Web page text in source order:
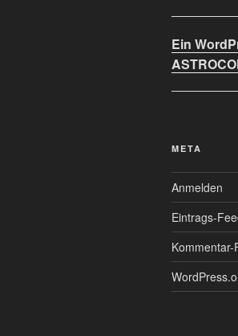
Ein
META
Anmelden
Eintrags-
Kommentar-